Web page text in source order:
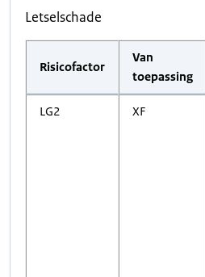
Letselschade
Risicofactor
Van
toepassing
LG2 XF